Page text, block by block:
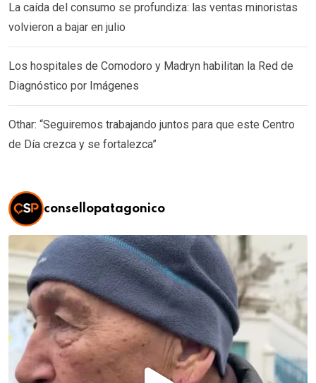
La caída del consumo se profundiza: las ventas minoristas
volvieron a bajar en julio
Los hospitales de Comodoro y Madryn habilitan la Red de
Diagnóstico por Imágenes
Othar: “Seguiremos trabajando juntos para que este Centro
de Día crezca y se fortalezca”
consellopatagonico